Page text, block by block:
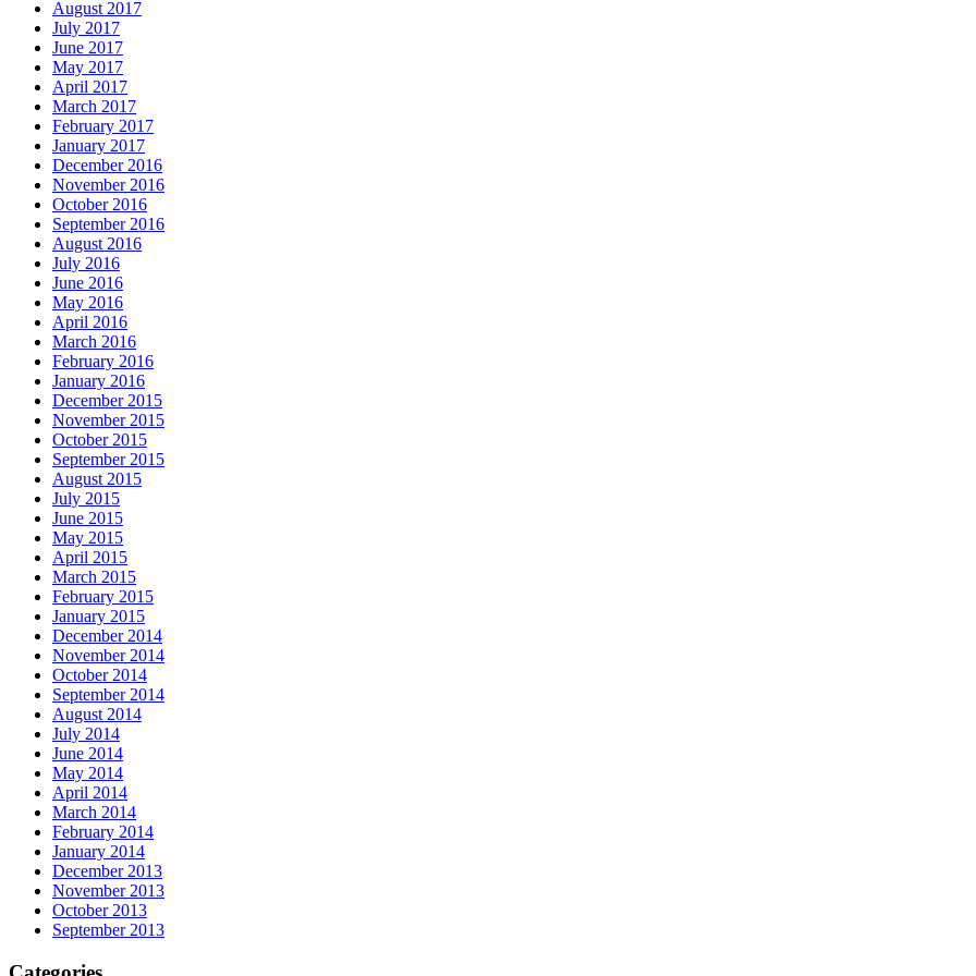
August 2017
July 2017
June 2017
May 2017
April 2017
March 2017
February 2017
January 2017
December 2016
November 2016
October 2016
September 2016
August 2016
July 2016
June 2016
May 2016
April 2016
March 2016
February 2016
January 2016
December 2015
November 2015
October 2015
September 2015
August 2015
July 2015
June 2015
May 2015
April 2015
March 2015
February 2015
January 2015
December 2014
November 2014
October 2014
September 2014
August 2014
July 2014
June 2014
May 2014
April 2014
March 2014
February 2014
January 2014
December 2013
November 2013
October 2013
September 2013